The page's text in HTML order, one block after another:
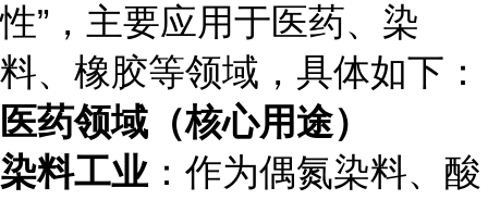
性”，主要应用于医药、染
料、橡胶等领域，具体如下：
医药领域（核心用途）
染料工业 ：作为偶氮染料、酸